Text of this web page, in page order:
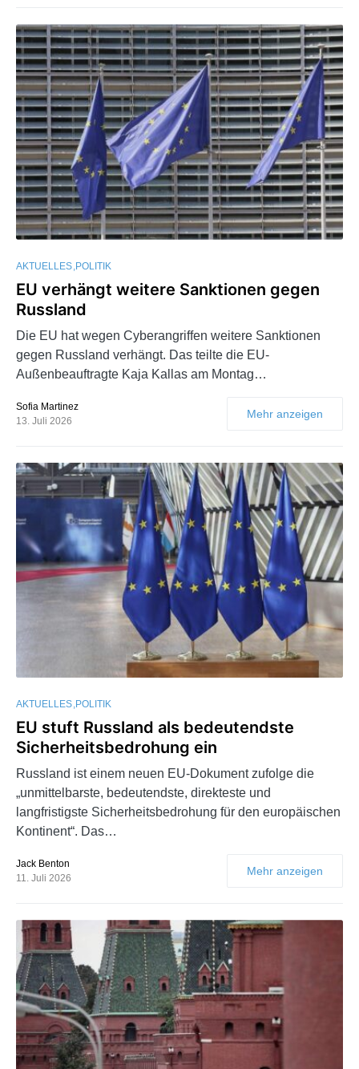
AKTUELLES POLITIK
EU verhängt weitere Sanktionen gegen
Russland
Die EU hat wegen Cyberangriffen weitere Sanktionen
gegen Russland verhängt. Das teilte die EU-
Außenbeauftragte Kaja Kallas am Montag…
Sofia Martinez
13. Juli 2026
Mehr anzeigen
AKTUELLES POLITIK
EU stuft Russland als bedeutendste
Sicherheitsbedrohung ein
Russland ist einem neuen EU-Dokument zufolge die
„unmittelbarste, bedeutendste, direkteste und
langfristigste Sicherheitsbedrohung für den europäischen
Kontinent“. Das…
Jack Benton
11. Juli 2026
Mehr anzeigen